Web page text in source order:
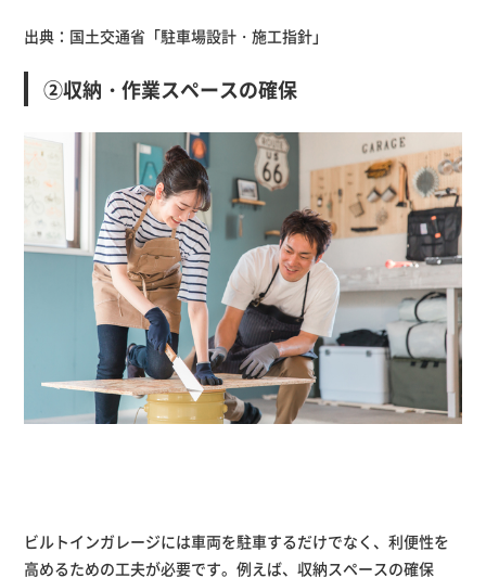
出典：国土交通省「駐車場設計・施工指針」
②収納・作業スペースの確保
ビルトインガレージには車両を駐車するだけでなく、利便性を
高めるための工夫が必要です。例えば、収納スペースの確保